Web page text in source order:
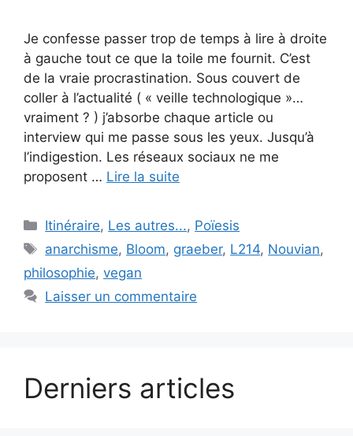
Je confesse passer trop de temps à lire à droite
à gauche tout ce que la toile me fournit. C’est
de la vraie procrastination. Sous couvert de
coller à l’actualité ( « veille technologique »…
vraiment ? ) j’absorbe chaque article ou
interview qui me passe sous les yeux. Jusqu’à
l’indigestion. Les réseaux sociaux ne me
proposent … Lire la suite
Catégories
Itinéraire, Les autres..., Poïesis
Étiquettes
anarchisme, Bloom, graeber, L214, Nouvian,
philosophie, vegan
Laisser un commentaire
Derniers articles